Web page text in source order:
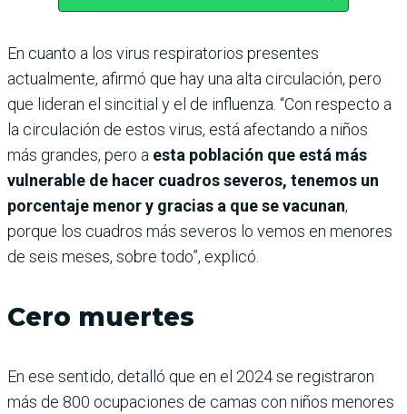
En cuanto a los virus respiratorios presentes
actualmente, afirmó que hay una alta circulación, pero
que lideran el sincitial y el de influenza. “Con respecto a
la circulación de estos virus, está afectando a niños
más grandes, pero a esta población que está más
vulnerable de hacer cuadros severos, tenemos un
porcentaje menor y gracias a que se vacunan,
porque los cuadros más severos lo vemos en menores
de seis meses, sobre todo”, explicó.
Cero muertes
En ese sentido, detalló que en el 2024 se registraron
más de 800 ocupaciones de camas con niños menores